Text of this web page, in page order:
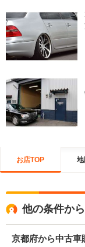
お店TOP
他の条件か
京都府から中古車